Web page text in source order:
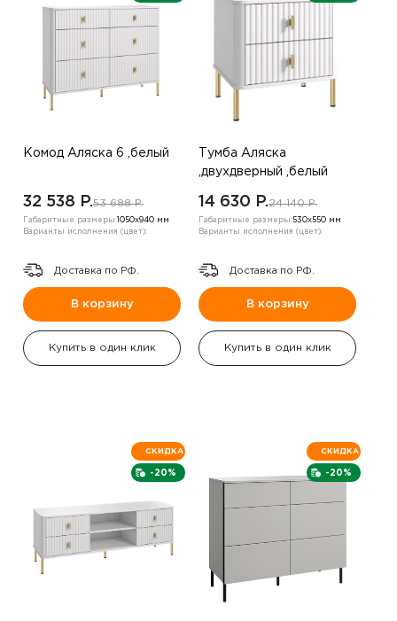
Комод Аляска 6 ,белый
32 538 P.53 688 P.
Габаритные размеры: 1050х940 мм
Варианты исполнения (цвет):
Доставка по РФ.
В корзину
Купить в один клик
Тумба Аляска
,двухдверный ,белый
14 630 P.24 140 P.
Габаритные размеры:530х550 мм
Варианты исполнения (цвет):
Доставка по РФ.
В корзину
Купить в один клик
-20%
СКИДКА
-20%
СКИДКА